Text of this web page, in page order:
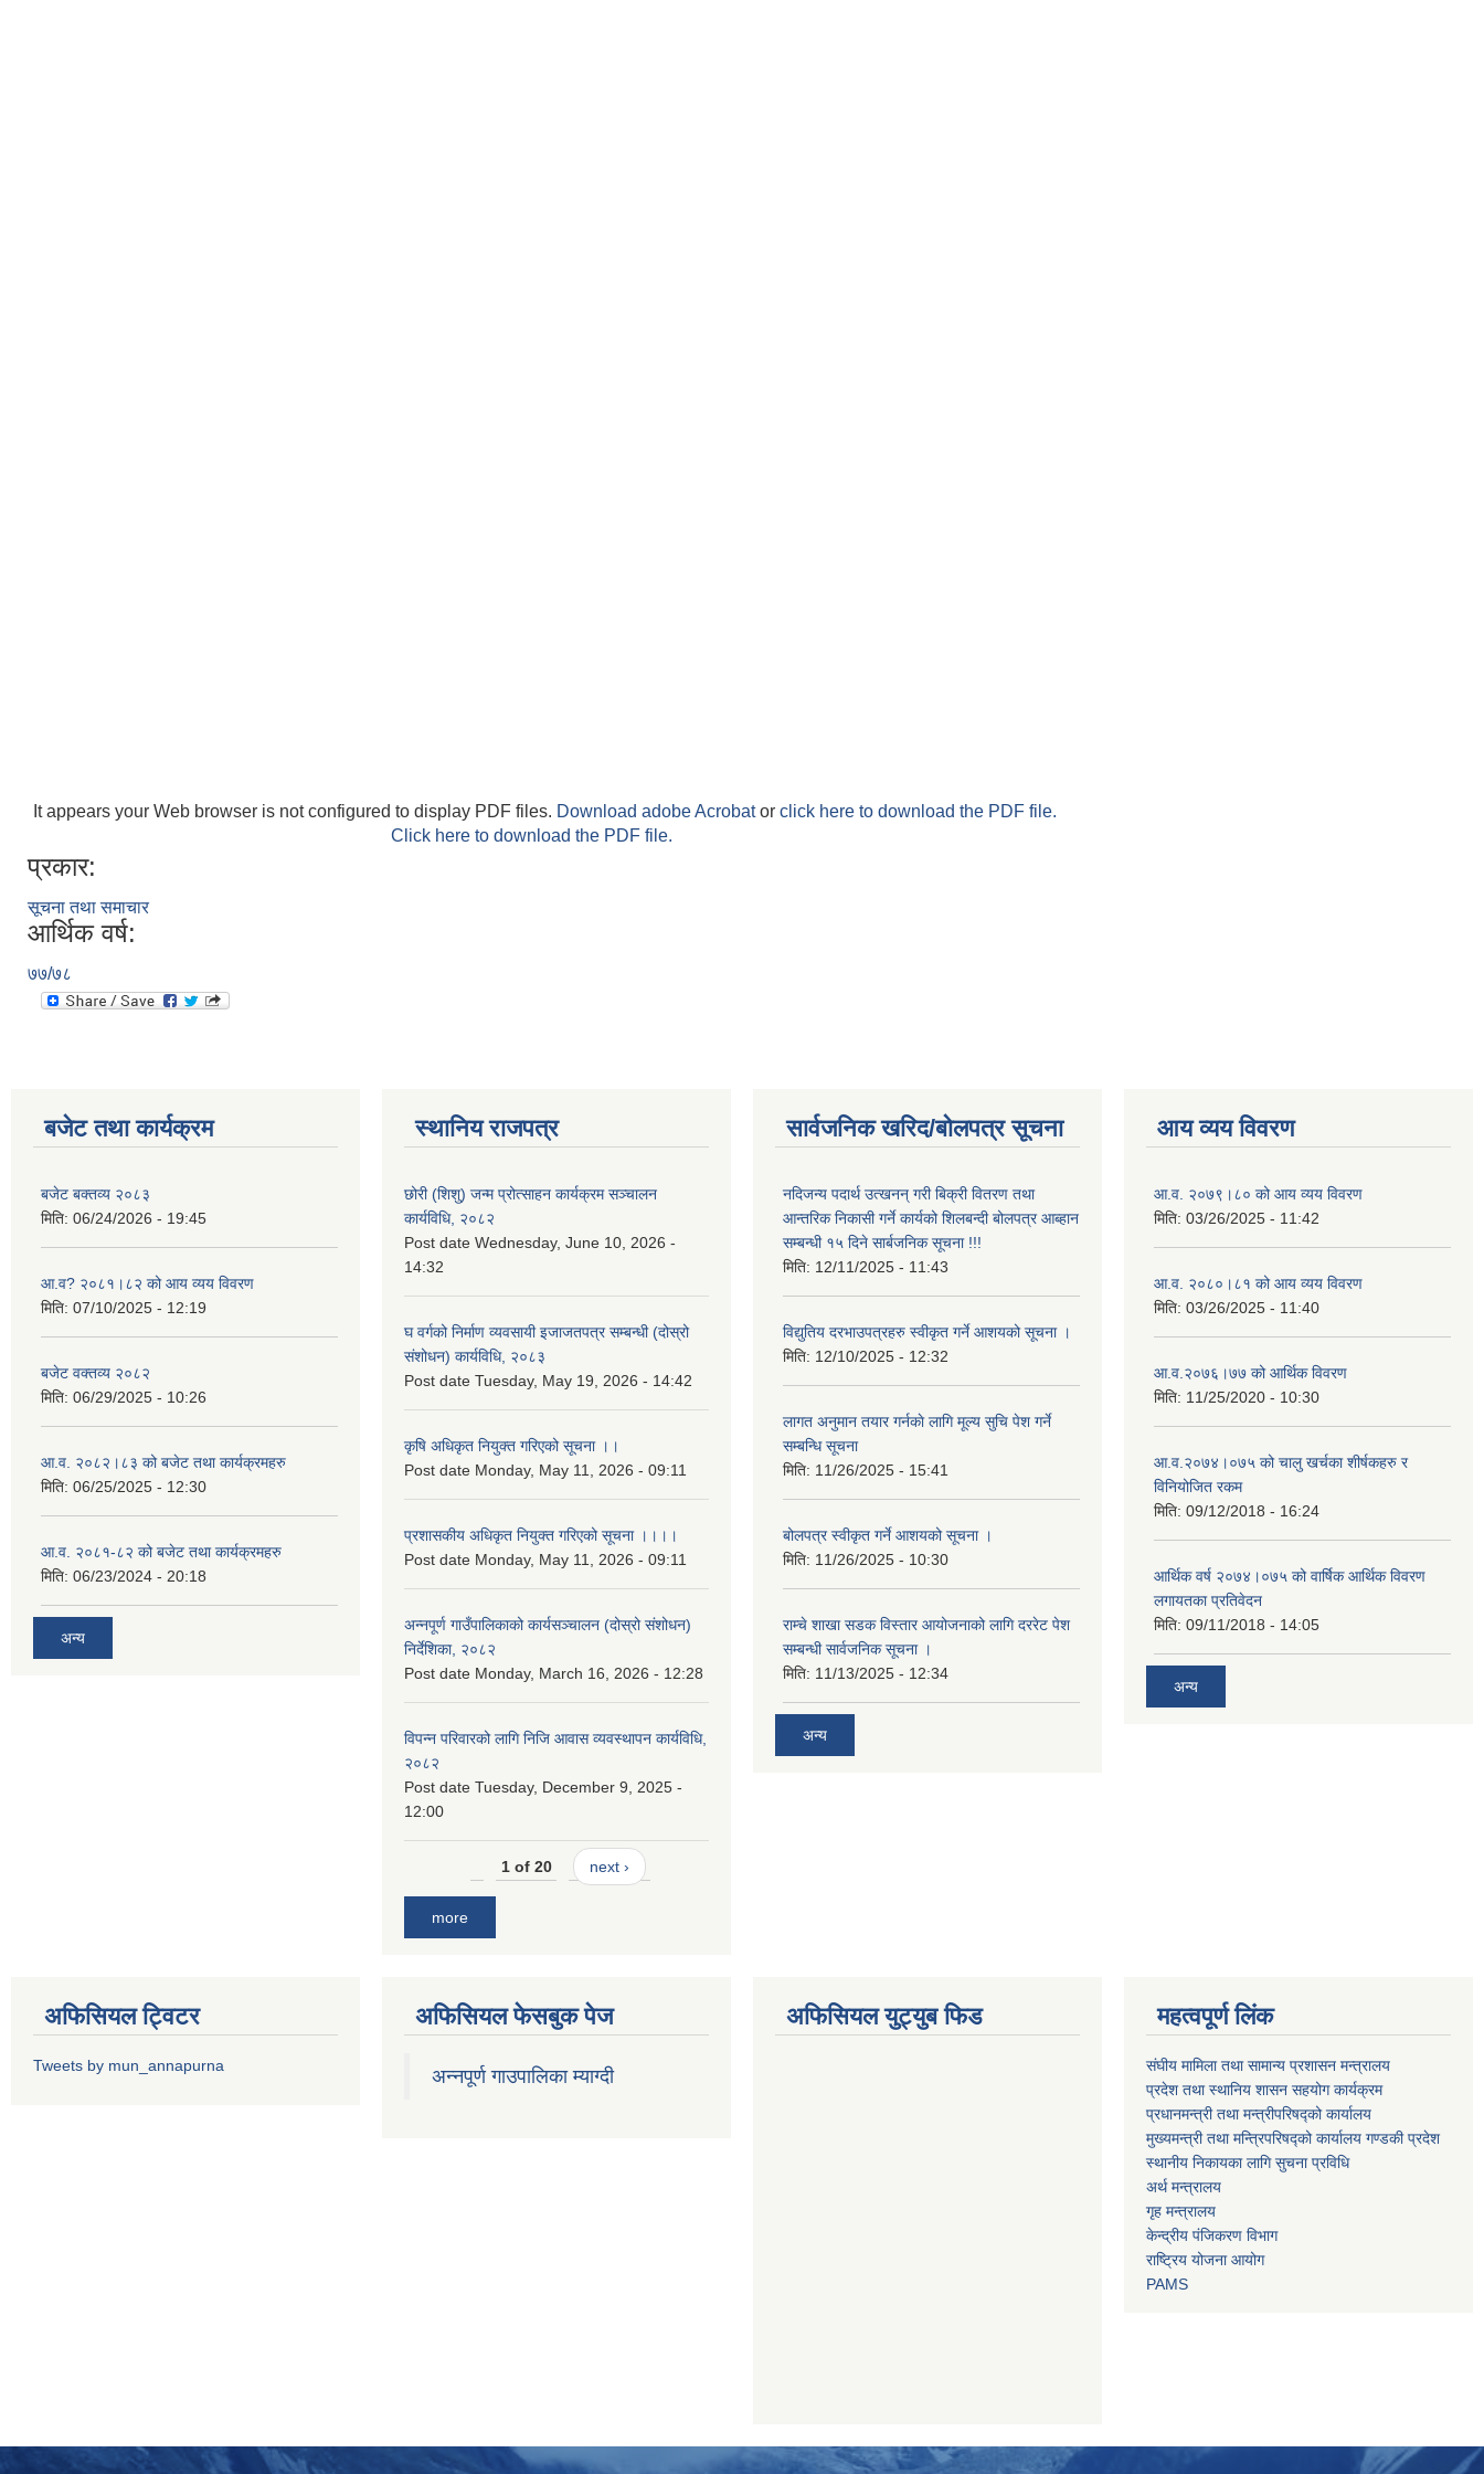
It appears your Web browser is not configured to display PDF files. Download adobe Acrobator click here to download the PDF file.
Click here to download the PDF file.
प्रकार:
सूचना तथा समाचार
आर्थिक वर्ष:
७७/७८
बजेट तथा कार्यक्रम
बजेट बक्तव्य २०८३
मिति: 06/24/2026 - 19:45
आ.व? २०८१।८२ को आय व्यय विवरण
मिति: 07/10/2025 - 12:19
बजेट वक्तव्य २०८२
मिति: 06/29/2025 - 10:26
आ.व. २०८२।८३ को बजेट तथा कार्यक्रमहरु
मिति: 06/25/2025 - 12:30
आ.व. २०८१-८२ को बजेट तथा कार्यक्रमहरु
मिति: 06/23/2024 - 20:18
अन्य
स्थानिय राजपत्र
छोरी (शिशु) जन्म प्रोत्साहन कार्यक्रम सञ्चालन
कार्यविधि, २०८२
Post date Wednesday, June 10, 2026 -
14:32
घ वर्गको निर्माण व्यवसायी इजाजतपत्र सम्बन्धी (दोस्रो
संशोधन) कार्यविधि, २०८३
Post date Tuesday, May 19, 2026 - 14:42
कृषि अधिकृत नियुक्त गरिएको सूचना ।।
Post date Monday, May 11, 2026 - 09:11
प्रशासकीय अधिकृत नियुक्त गरिएको सूचना ।।।।
Post date Monday, May 11, 2026 - 09:11
अन्नपूर्ण गाउँपालिकाको कार्यसञ्चालन (दोस्रो संशोधन)
निर्देशिका, २०८२
Post date Monday, March 16, 2026 - 12:28
विपन्न परिवारको लागि निजि आवास व्यवस्थापन कार्यविधि,
२०८२
Post date Tuesday, December 9, 2025 -
12:00
1 of 20 next ›
more
सार्वजनिक खरिद/बोलपत्र सूचना
नदिजन्य पदार्थ उत्खनन् गरी बिक्री वितरण तथा
आन्तरिक निकासी गर्ने कार्यको शिलबन्दी बोलपत्र आब्हान
सम्बन्धी १५ दिने सार्बजनिक सूचना !!!
मिति: 12/11/2025 - 11:43
विद्युतिय दरभाउपत्रहरु स्वीकृत गर्ने आशयको सूचना ।
मिति: 12/10/2025 - 12:32
लागत अनुमान तयार गर्नकाे लागि मूल्य सुचि पेश गर्ने
सम्बन्धि सूचना
मिति: 11/26/2025 - 15:41
बोलपत्र स्वीकृत गर्ने आशयको सूचना ।
मिति: 11/26/2025 - 10:30
राम्चे शाखा सडक विस्तार आयोजनाको लागि दररेट पेश
सम्बन्धी सार्वजनिक सूचना ।
मिति: 11/13/2025 - 12:34
अन्य
आय व्यय विवरण
आ.व. २०७९।८० को आय व्यय विवरण
मिति: 03/26/2025 - 11:42
आ.व. २०८०।८१ को आय व्यय विवरण
मिति: 03/26/2025 - 11:40
आ.व.२०७६।७७ को आर्थिक विवरण
मिति: 11/25/2020 - 10:30
आ.व.२०७४।०७५ को चालु खर्चका शीर्षकहरु र
विनियोजित रकम
मिति: 09/12/2018 - 16:24
आर्थिक वर्ष २०७४।०७५ को वार्षिक आर्थिक विवरण
लगायतका प्रतिवेदन
मिति: 09/11/2018 - 14:05
अन्य
अफिसियल ट्विटर
Tweets by mun_annapurna
अफिसियल फेसबुक पेज
अन्नपूर्ण गाउपालिका म्याग्दी
अफिसियल युट्युब फिड महत्वपूर्ण लिंक
संघीय मामिला तथा सामान्य प्रशासन मन्त्रालय
प्रदेश तथा स्थानिय शासन सहयोग कार्यक्रम
प्रधानमन्त्री तथा मन्त्रीपरिषद्को कार्यालय
मुख्यमन्त्री तथा मन्त्रिपरिषद्को कार्यालय गण्डकी प्रदेश
स्थानीय निकायका लागि सुचना प्रविधि
अर्थ मन्त्रालय
गृह मन्त्रालय
केन्द्रीय पंजिकरण विभाग
राष्ट्रिय योजना आयोग
PAMS